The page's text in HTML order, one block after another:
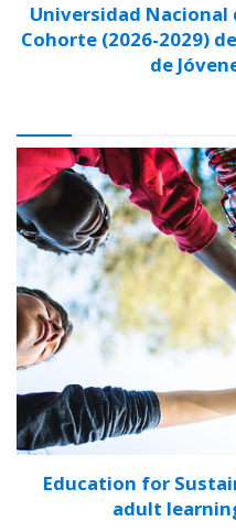
Universidad Nacional
Cohorte (2026-2029)
de
Education for
adult